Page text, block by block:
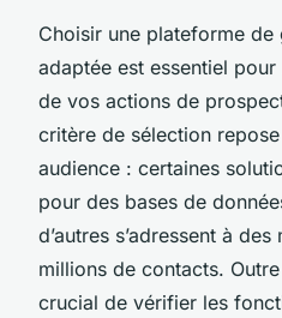
Choisir une plateforme
adaptée est essentiel
de vos actions de
critère de sélection
audience : certaines
pour des bases de
d’autres s’adressent à
millions de contacts.
crucial de vérifier les